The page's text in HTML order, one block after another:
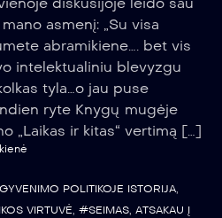
asmenį: „Su visa
abramikiene…. bet vis
intelektualiniu blevyzgu
tyla…o jau puse
ryte Knygų mugėje
„Laikas ir kitas“ vertimą […]
POLITIKOJE ISTORIJA,
VIRTUVĖ, #SEIMAS, ATSAKAU Į